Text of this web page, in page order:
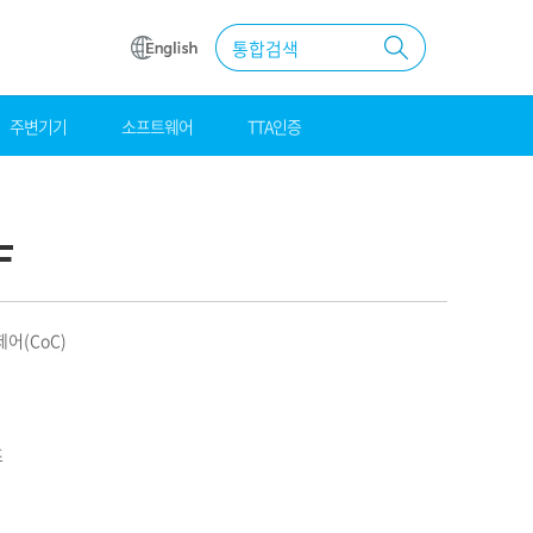
조달
주변기기 소프트웨어 TTA인증
통합검색
어(CoC)